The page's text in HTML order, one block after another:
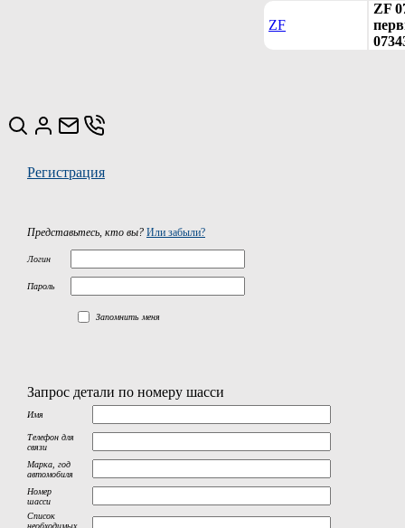
ZF
ZF
Регистрация
Представьтесь, кто вы? Или забыли?
Логин
Пароль
Запомнить меня
Запрос детали по номеру шасси
Имя
Телефон для
связи
Марка, год
автомобиля
Номер
шасси
Список
необходимых